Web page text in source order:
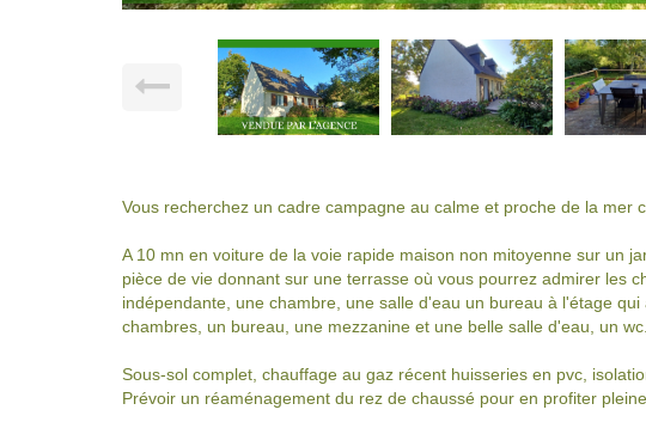
Vous recherchez un cadre campagne au calme et proche de la mer
A 10 mn en voiture de la voie rapide maison non mitoyenne sur un
pièce de vie donnant sur une terrasse où vous pourrez admirer les
indépendante, une chambre, une salle d'eau un bureau à l'étage
chambres, un bureau, une mezzanine et une belle salle d'eau, un wc.
Sous-sol complet, chauffage au gaz récent huisseries en pvc,
Prévoir un réaménagement du rez de chaussé pour en profiter